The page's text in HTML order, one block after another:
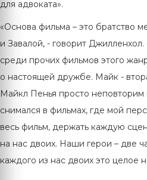
для адвоката».
«Основа фильма – это братство
и Завалой, - говорит
среди прочих фильмов этого
о настоящей дружбе. Майк -
Майкл Пенья просто неповторим
снимался в фильмах, где мой
весь фильм, держать каждую
на нас двоих. Наши герои – две
каждого из нас двоих это целое